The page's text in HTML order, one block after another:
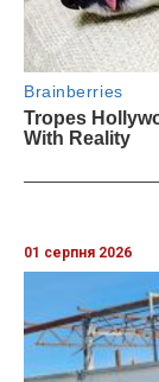
01 серпня 2026